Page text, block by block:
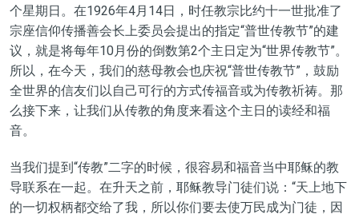
个星期日。在1926年4月14日，时任教宗比约十一世批准了
宗座信仰传播善会长上委员会提出的指定“普世传教节”的建
议，就是将每年10月份的倒数第2个主日定为“世界传教节”。
所以，在今天，我们的慈母教会也庆祝“普世传教节”，鼓励
全世界的信友们以自己可行的方式传福音或为传教祈祷。那
么接下来，让我们从传教的角度来看这个主日的读经和福
音。
当我们提到“传教”二字的时候，很容易和福音当中耶稣的教
导联系在一起。在升天之前，耶稣教导门徒们说：“天上地下
的一切权柄都交给了我，所以你们要去使万民成为门徒，因